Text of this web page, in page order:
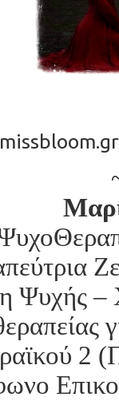
missbloom.gr
Ψυχής –
2